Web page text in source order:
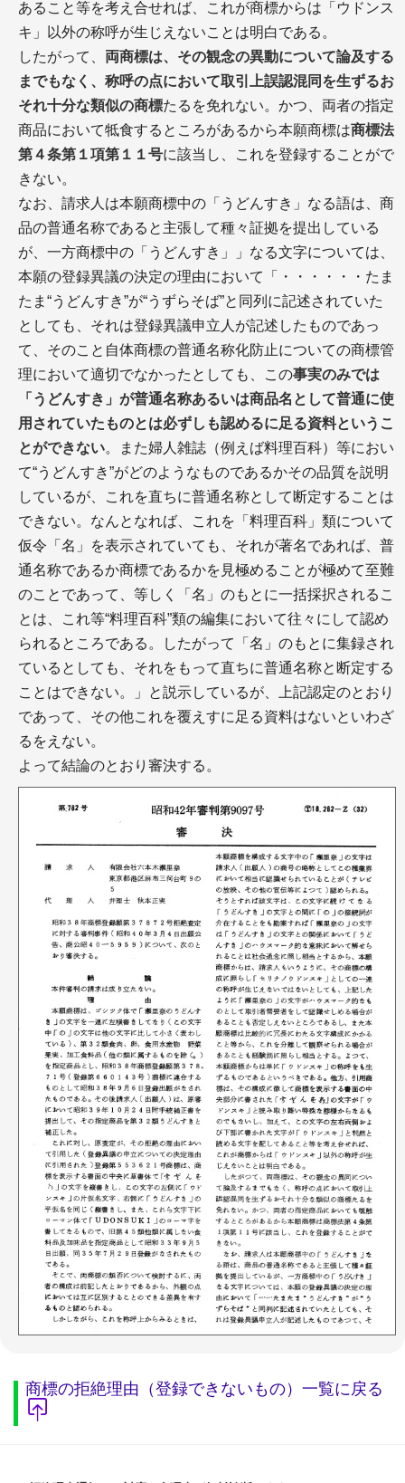
あること等を考え合せれば、これが商標からは「ウドンス
キ」以外の称呼が生じえないことは明白である。
したがって、 両商標は、その観念の異動について論及する
までもなく、称呼の点において取引上誤認混同を生ずるお
それ十分な類似の商標たるを免れない。かつ、両者の指定
商品において牴食するところがあるから本願商標は商標法
第４条第１項第１１号に該当し、これを登録することがで
きない。
なお、請求人は本願商標中の「うどんすき」なる語は、商
品の普通名称であると主張して種々証拠を提出している
が、一方商標中の「うどんすき」」なる文字については、
本願の登録異議の決定の理由において「・・・・・・たま
たま“うどんすき”が“うずらそば”と同列に記述されていた
としても、それは登録異議申立人が記述したものであっ
て、そのこと自体商標の普通名称化防止についての商標管
理において適切でなかったとしても、この事実のみでは
「うどんすき」が普通名称あるいは商品名として普通に使
用されていたものとは必ずしも認めるに足る資料というこ
とができない。また婦人雑誌（例えば料理百科）等におい
て“うどんすき”がどのようなものであるかその品質を説明
しているが、これを直ちに普通名称として断定することは
できない。なんとなれば、これを「料理百科」類について
仮令「名」を表示されていても、それが著名であれば、普
通名称であるか商標であるかを見極めることが極めて至難
のことであって、等しく「名」のもとに一括採択されるこ
とは、これ等“料理百科”類の編集において往々にして認め
られるところである。したがって「名」のもとに集録され
ているとしても、それをもって直ちに普通名称と断定する
ことはできない。」と説示しているが、上記認定のとおり
であって、その他これを覆えすに足る資料はないといわざ
るをえない。
よって結論のとおり審決する。
商標の拒絶理由（登録できないもの）一覧に戻る